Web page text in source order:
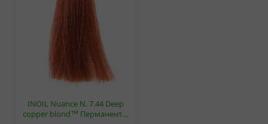
INOIL Nuance N. 7.44 Deep
copper blond™ Перманент…